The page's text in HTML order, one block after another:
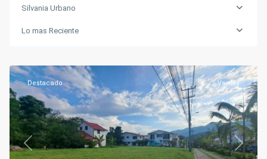
Silvania Urbano
Lo mas Reciente
Los
Silvania
Previous Next
Destacado Ventas